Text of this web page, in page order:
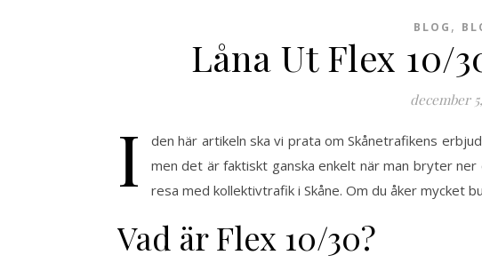
BLOG ,
Låna Ut Flex 10/
december
I
den här artikeln ska vi prata om Skånetrafikens
men det är faktiskt ganska enkelt när man bryter
resa med kollektivtrafik i Skåne. Om du åker mycket
Vad är Flex 10/30?